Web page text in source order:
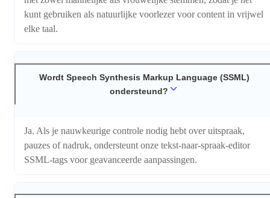
kunt gebruiken als natuurlijke voorlezer voor content in vrijwel
elke taal.
Wordt Speech Synthesis Markup Language (SSML)
ondersteund?
Ja. Als je nauwkeurige controle nodig hebt over uitspraak,
pauzes of nadruk, ondersteunt onze tekst-naar-spraak-editor
SSML-tags voor geavanceerde aanpassingen.